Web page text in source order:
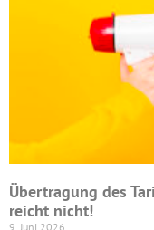
Übertragung des
reicht nicht!
9. Juni 2026